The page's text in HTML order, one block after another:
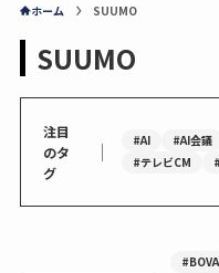
ホーム SUUMO
SUUMO
注目
のタ
グ
｜ #AI #AI会議
#テレビCM
#BOVA